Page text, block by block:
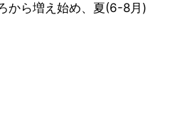
から増え始め、夏(6-8月)